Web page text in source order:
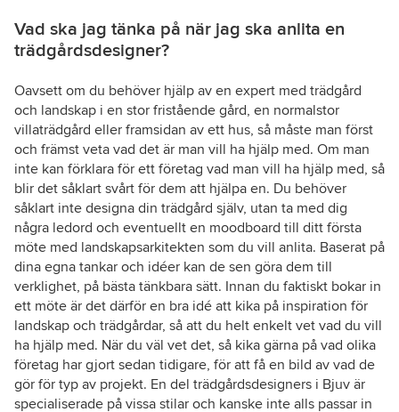
Vad ska jag tänka på när jag ska anlita en
trädgårdsdesigner?
Oavsett om du behöver hjälp av en expert med trädgård
och landskap i en stor fristående gård, en normalstor
villaträdgård eller framsidan av ett hus, så måste man först
och främst veta vad det är man vill ha hjälp med. Om man
inte kan förklara för ett företag vad man vill ha hjälp med, så
blir det såklart svårt för dem att hjälpa en. Du behöver
såklart inte designa din trädgård själv, utan ta med dig
några ledord och eventuellt en moodboard till ditt första
möte med landskapsarkitekten som du vill anlita. Baserat på
dina egna tankar och idéer kan de sen göra dem till
verklighet, på bästa tänkbara sätt. Innan du faktiskt bokar in
ett möte är det därför en bra idé att kika på inspiration för
landskap och trädgårdar, så att du helt enkelt vet vad du vill
ha hjälp med. När du väl vet det, så kika gärna på vad olika
företag har gjort sedan tidigare, för att få en bild av vad de
gör för typ av projekt. En del trädgårdsdesigners i Bjuv är
specialiserade på vissa stilar och kanske inte alls passar in